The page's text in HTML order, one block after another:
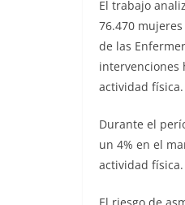
El trabajo
76.470
de las
intervenciones
actividad física.
Durante el
un 4% en el
actividad